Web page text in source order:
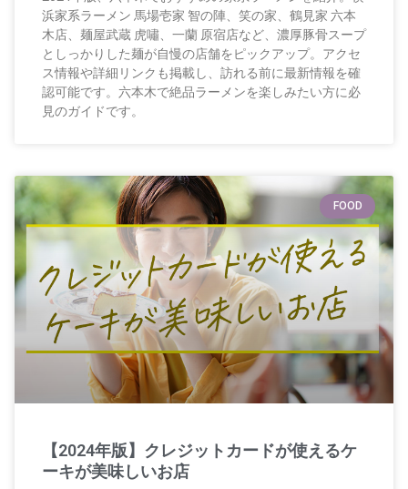
浜家系ラーメン 馬場壱家 智の陣、笑の家、鶴見家 六本
木店、麺屋武蔵 虎嘯、一蘭 原宿店など、濃厚豚骨スープ
としっかりした麺が自慢の店舗をピックアップ。アクセ
ス情報や詳細リンクも掲載し、訪れる前に最新情報を確
認可能です。六本木で絶品ラーメンを楽しみたい方に必
見のガイドです。
FOOD
【2024年版】クレジットカードが使えるケ
ーキが美味しいお店